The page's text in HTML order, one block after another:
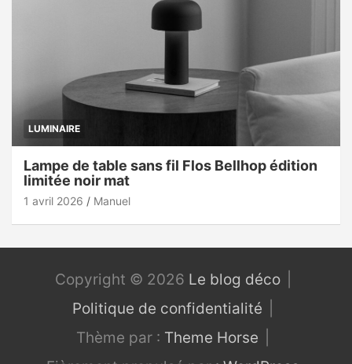
LUMINAIRE
Lampe de table sans fil Flos Bellhop édition
limitée noir mat
1 avril 2026 Manuel
Copyright © 2026 Le blog déco
Politique de confidentialité
Thème par : Theme Horse